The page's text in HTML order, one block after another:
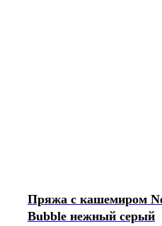
Пряжа с кашемиром
Bubble нежный серый